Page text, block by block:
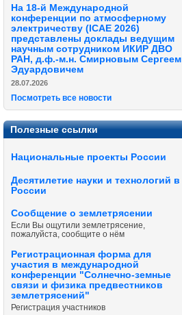
На 18-й Международной
конференции по атмосферному
электричеству (ICAE 2026)
представлены доклады ведущим
научным сотрудником ИКИР ДВО
РАН, д.ф.-м.н. Смирновым Сергеем
Эдуардовичем
28.07.2026
Посмотреть все новости
Полезные ссылки
Национальные проекты России
Десятилетие науки и технологий в
России
Сообщение о землетрясении
Если Вы ощутили землетрясение,
пожалуйста, сообщите о нём
Регистрационная форма для
участия в международной
конференции "Солнечно-земные
связи и физика предвестников
землетрясений"
Регистрация участников